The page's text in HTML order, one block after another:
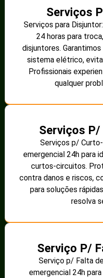
Serviços
Serviços para
24 horas para
disjuntores.
sistema elétrico,
Profissionais
qualquer
Serviços
Serviços p/
emergencial 24h para
curtos-circuitos.
contra danos e riscos,
para soluções
resolva
Serviço P/
Serviço p/ Falta
emergencial 24h